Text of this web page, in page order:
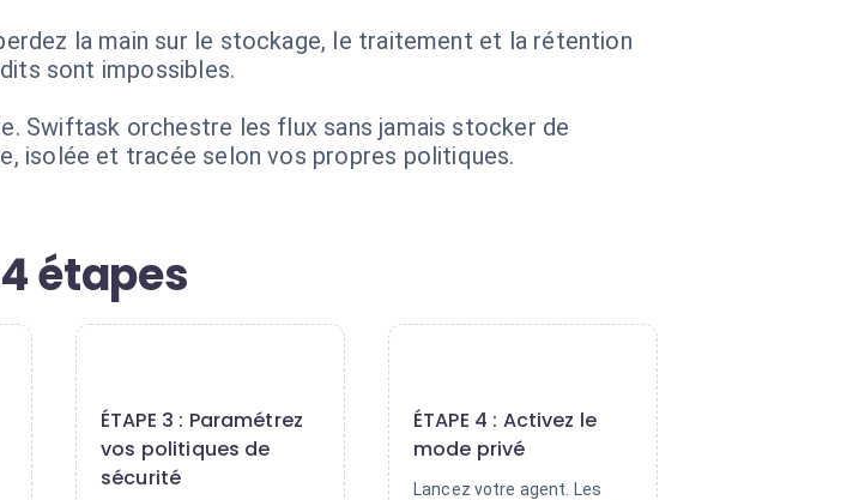
la main sur le stockage, le traitement et la rétention
sont impossibles.
Swiftask orchestre les flux sans jamais stocker de
isolée et tracée selon vos propres politiques.
étapes
ÉTAPE 3 : Paramétrez
vos politiques de
sécurité
ÉTAPE 4 : Activez le
mode privé
Lancez votre agent. Les